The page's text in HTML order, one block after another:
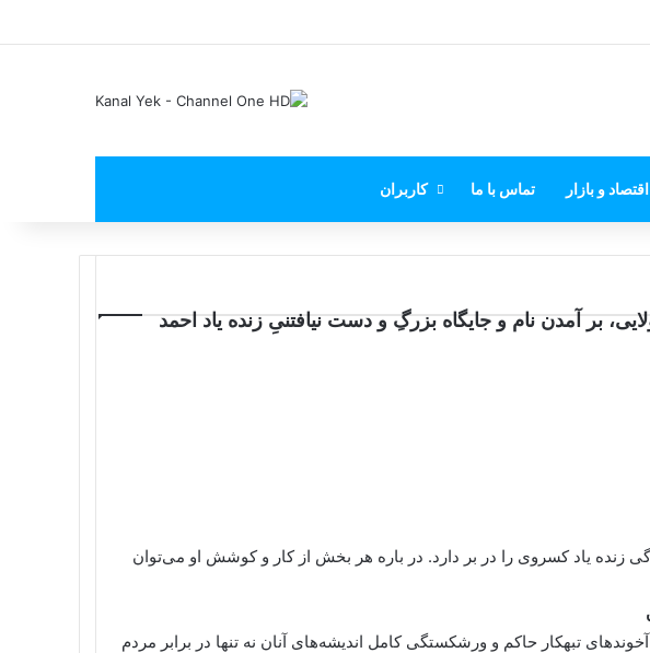
اقتصاد و بازار تماس با ما کاربران
ولایی، بر آمدن نام و جایگاه بزرگِ و دست نیافتنیِ زنده یاد احمد
زنده یاد کسروی را در بر دارد. در باره هر بخش از کار و کوشش او می‌توان
تبهکار حاکم و ورشکستگی کامل اندیشه‌های آنان نه تنها در برابر مردم